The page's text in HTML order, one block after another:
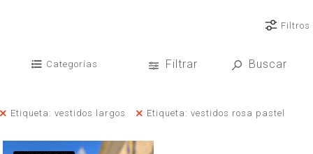
Filtros
Categorías Filtrar Buscar
Etiqueta: vestidos largos Etiqueta: vestidos rosa pastel